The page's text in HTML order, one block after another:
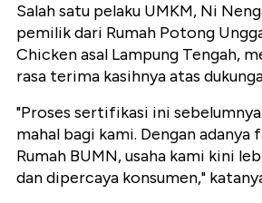
Salah satu pelaku UMKM, Ni
pemilik dari Rumah Potong
Chicken asal Lampung Tengah,
rasa terima kasihnya atas
"Proses sertifikasi ini
mahal bagi kami. Dengan adanya
Rumah BUMN, usaha kami kini
dan dipercaya konsumen,"